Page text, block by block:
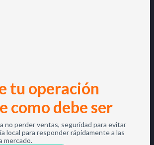
tu operación
como debe ser
no perder ventas, seguridad para evitar
local para responder rápidamente a las
mercado.